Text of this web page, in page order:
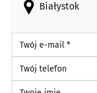
Białystok